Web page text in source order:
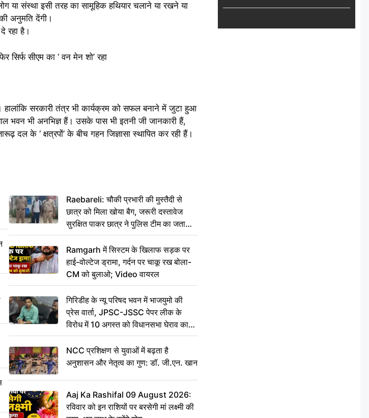
संस्था इसी तरह का सामूहिक हथियार चलाने या रखने या
अनुमति देंगी।
रहा है।
सीएम का ‘ वन मेन शो’ रहा
सरकारी तंत्र भी कार्यक्रम को सफल बनाने में जुटा हुआ
भवन भी अनभिज्ञ हैं। उसके पास भी इतनी जी जानकारी हैं,
दल के ‘ क्षत्रपों’ के बीच गहन जिज्ञासा स्थापित कर रही हैं।
Raebareli: चौकी प्रभारी की मुस्तैदी से
छात्र को मिला खोया बैग, जरूरी दस्तावेज
सुरक्षित पाकर छात्र ने पुलिस टीम का जताया
आभार
Ramgarh में सिस्टम के खिलाफ सड़क पर
हाई-वोल्टेज ड्रामा, गर्दन पर चाकू रख बोला-
CM को बुलाओ; Video वायरल
गिरिडीह के न्यू परिषद भवन में भाजयुमो की
प्रेस वार्ता, JPSC-JSSC पेपर लीक के
विरोध में 10 अगस्त को विधानसभा घेराव का
ऐलान
NCC प्रशिक्षण से युवाओं में बढ़ता है
अनुशासन और नेतृत्व का गुण: डॉ. जी.एन. खान
Aaj Ka Rashifal 09 August 2026:
रविवार को इन राशियों पर बरसेगी मां लक्ष्मी की
पर चाकू रख बोला- CM
वायरल